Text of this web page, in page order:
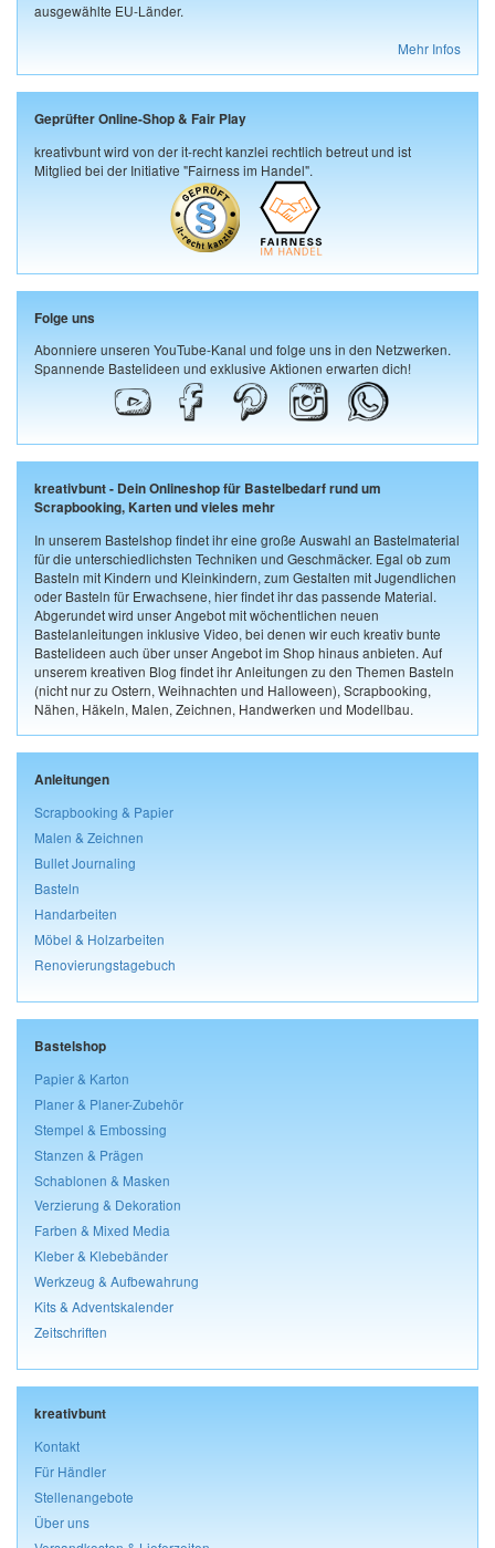
ausgewählte EU-Länder.
Mehr Infos
Geprüfter Online-Shop & Fair Play
kreativbunt wird von der it-recht kanzlei rechtlich betreut und ist
Mitglied bei der Initiative "Fairness im Handel".
Folge uns
Abonniere unseren YouTube-Kanal und folge uns in den Netzwerken.
Spannende Bastelideen und exklusive Aktionen erwarten dich!
kreativbunt - Dein Onlineshop für Bastelbedarf rund um
Scrapbooking, Karten und vieles mehr
In unserem Bastelshop findet ihr eine große Auswahl an Bastelmaterial
für die unterschiedlichsten Techniken und Geschmäcker. Egal ob zum
Basteln mit Kindern und Kleinkindern, zum Gestalten mit Jugendlichen
oder Basteln für Erwachsene, hier findet ihr das passende Material.
Abgerundet wird unser Angebot mit wöchentlichen neuen
Bastelanleitungen inklusive Video, bei denen wir euch kreativ bunte
Bastelideen auch über unser Angebot im Shop hinaus anbieten. Auf
unserem kreativen Blog findet ihr Anleitungen zu den Themen Basteln
(nicht nur zu Ostern, Weihnachten und Halloween), Scrapbooking,
Nähen, Häkeln, Malen, Zeichnen, Handwerken und Modellbau.
Anleitungen
Scrapbooking & Papier
Malen & Zeichnen
Bullet Journaling
Basteln
Handarbeiten
Möbel & Holzarbeiten
Renovierungstagebuch
Bastelshop
Papier & Karton
Planer & Planer-Zubehör
Stempel & Embossing
Stanzen & Prägen
Schablonen & Masken
Verzierung & Dekoration
Farben & Mixed Media
Kleber & Klebebänder
Werkzeug & Aufbewahrung
Kits & Adventskalender
Zeitschriften
kreativbunt
Kontakt
Für Händler
Stellenangebote
Über uns